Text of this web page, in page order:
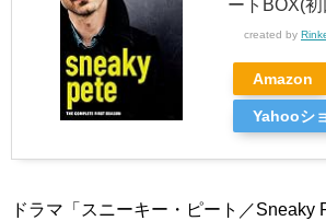
ートBOX(
created by
Amazon
Yahooシ
ドラマ「スニーキー・ピート／Sneaky